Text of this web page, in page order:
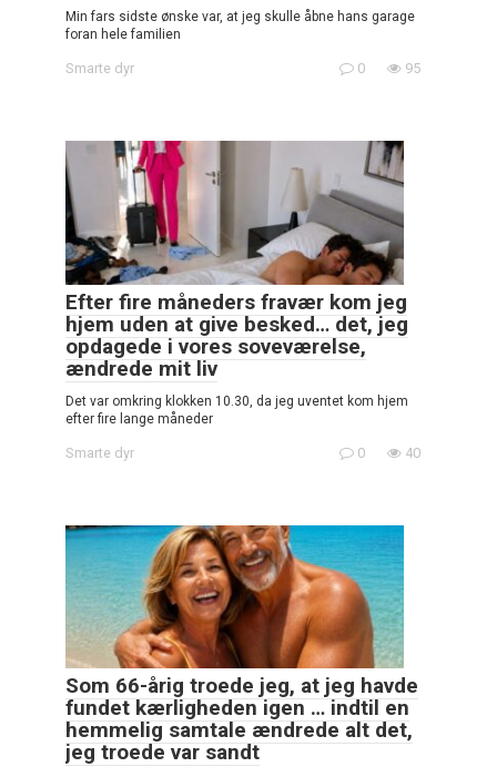
Min fars sidste ønske var, at jeg skulle åbne hans garage
foran hele familien
Smarte dyr 0 95
Efter fire måneders fravær kom jeg
hjem uden at give besked… det, jeg
opdagede i vores soveværelse,
ændrede mit liv
Det var omkring klokken 10.30, da jeg uventet kom hjem
efter fire lange måneder
Smarte dyr 0 40
Som 66-årig troede jeg, at jeg havde
fundet kærligheden igen … indtil en
hemmelig samtale ændrede alt det,
jeg troede var sandt